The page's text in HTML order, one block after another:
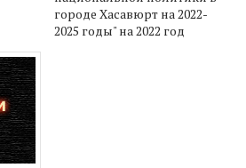
городе Хасавюрт на 2022-
2025 годы" на 2022 год